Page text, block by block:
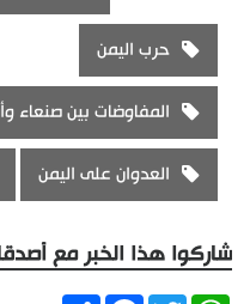
حرب اليمن
المفاوضات بين صنعاء
العدوان على اليمن
شاركوا هذا الخبر مع